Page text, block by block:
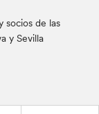
socios de las
y Sevilla